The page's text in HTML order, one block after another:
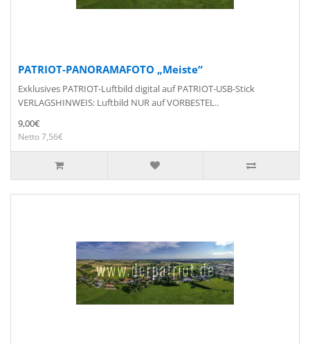
PATRIOT-PANORAMAFOTO „Meiste“
Exklusives PATRIOT-Luftbild digital auf PATRIOT-USB-Stick
VERLAGSHINWEIS: Luftbild NUR auf VORBESTEL..
9,00€
Netto 7,56€